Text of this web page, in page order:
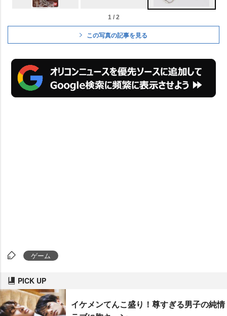
1 / 2
この写真の記事を見る
ゲーム
PICK UP
イケメンてんこ盛り！尊すぎる男子の純情